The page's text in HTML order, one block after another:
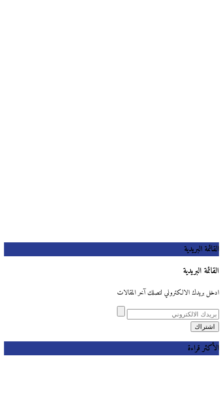
القائمة البريدية
القائمة البريدية
ادخل بريدك الالكتروني لتصلك آخر المقالات
الأكثر قراءة